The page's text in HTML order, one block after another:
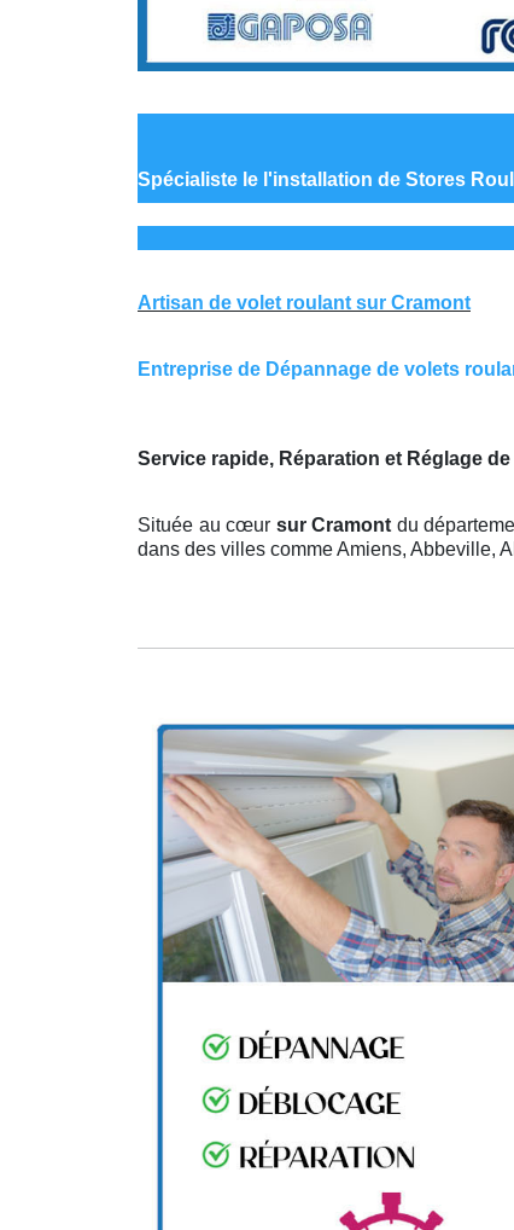
Spécialiste le l'installation de Stores
Artisan de volet roulant sur Cramont
Entreprise de Dépannage de volets
Service rapide, Réparation et Réglage
Située au cœur sur Cramont du
dans des villes comme Amiens, Abbeville,